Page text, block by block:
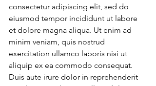
consectetur adipiscing elit, sed do
eiusmod tempor incididunt ut labore
et dolore magna aliqua. Ut enim ad
minim veniam, quis nostrud
exercitation ullamco laboris nisi ut
aliquip ex ea commodo consequat.
Duis aute irure dolor in reprehenderit